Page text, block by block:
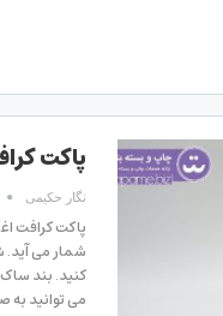
پاکت کرافت ۵۰ عددی ارزان از
نگار حکیمی
پاکت کرافت
شمار می آید.
کنید. بند
می توانید